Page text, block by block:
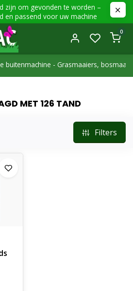
zijn om gevonden te worden –
en passend voor uw machine
0
buitenmachine - Grasmaaiers,
MET 126 TAND
Filters